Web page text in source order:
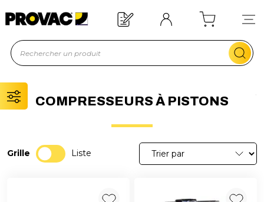
? Devis rapide !
COMPRESSEURS À PISTONS
Grille Liste